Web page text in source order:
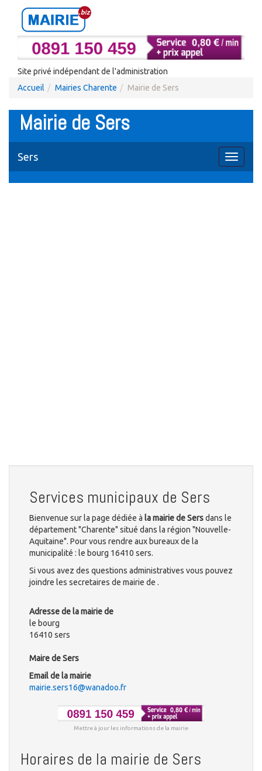
Site privé indépendant de l'administration
Accueil
Mairies Charente Mairie de Sers
Mairie de Sers
Toggle
Sers
Services municipaux de Sers
Bienvenue sur la page dédiée à la mairie de Sersdans le
département "Charente" situé dans la région "Nouvelle-
Aquitaine". Pour vous rendre aux bureaux de la
municipalité : le bourg 16410 sers.
Si vous avez des questions administratives vous pouvez
joindre les secretaires de mairie de .
Adresse de la mairie de
le bourg
16410 sers
Maire de Sers
Email de la mairie
mairie.sers16@wanadoo.fr
Mettre à jour les informations de la mairie
Horaires de la mairie de Sers